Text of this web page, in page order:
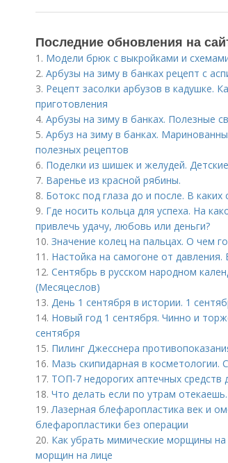
Последние обновления на
1. Модели брюк с выкройками и
2. Арбузы на зиму в банках рецепт с
3. Рецепт засолки арбузов в кадушке.
приготовления
4. Арбузы на зиму в банках. Полезные
5. Арбуз на зиму в банках.
полезных рецептов
6. Поделки из шишек и желудей.
7. Варенье из красной рябины.
8. Ботокс под глаза до и после. В
9. Где носить кольца для успеха. На
привлечь удачу, любовь или деньги?
10. Значение колец на пальцах. О чем
11. Настойка на самогоне от
12. Сентябрь в русском народном
(Месяцеслов)
13. День 1 сентября в истории. 1
14. Новый год 1 сентября. Чинно и
сентября
15. Пилинг Джесснера
16. Мазь скипидарная в косметологии.
17. ТОП-7 недорогих аптечных средств
18. Что делать если по утрам отекаешь.
19.Лазерная блефаропластика век и
блефаропластики без операции
20. Как убрать мимические морщины на
морщин на лице